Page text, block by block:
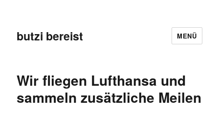
butzi bereist MENÜ
Wir fliegen Lufthansa und
sammeln zusätzliche Meilen